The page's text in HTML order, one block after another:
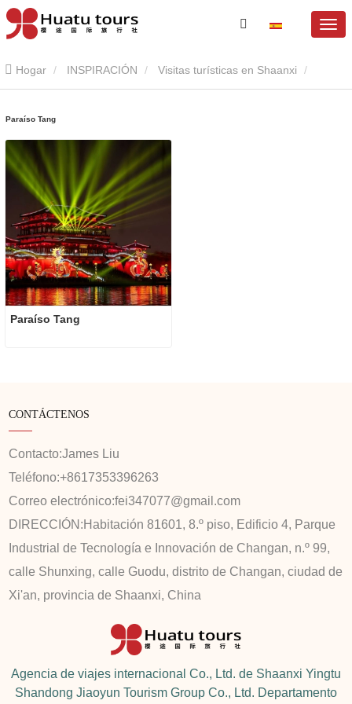
Hogar INSPIRACIÓN Visitas turísticas en Shaanxi
Paraíso Tang
Paraíso Tang
CONTÁCTENOS
Contacto:James Liu
Teléfono:+8617353396263
Correo electrónico:fei347077@gmail.com
DIRECCIÓN: Habitación 81601, 8.º piso, Edificio 4, Parque
Industrial de Tecnología e Innovación de Changan, n.º 99,
calle Shunxing, calle Guodu, distrito de Changan, ciudad de
Xi'an, provincia de Shaanxi, China
Agencia de viajes internacional Co., Ltd. de Shaanxi Yingtu
Shandong Jiaoyun Tourism Group Co., Ltd. Departamento